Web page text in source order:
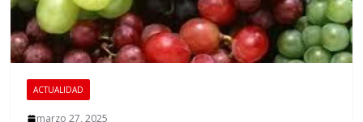
ACTUALIDAD
marzo 27, 2025